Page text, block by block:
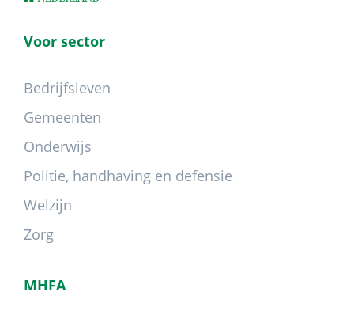
Voor sector
Bedrijfsleven
Gemeenten
Onderwijs
Politie, handhaving en defensie
Welzijn
Zorg
MHFA